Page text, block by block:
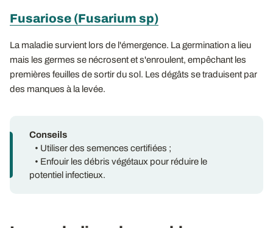
Fusariose (Fusarium sp)
La maladie survient lors de l'émergence. La germination a lieu
mais les germes se nécrosent et s'enroulent, empêchant les
premières feuilles de sortir du sol. Les dégâts se traduisent par
des manques à la levée.
Conseils
• Utiliser des semences certifiées ;
• Enfouir les débris végétaux pour réduire le
potentiel infectieux.